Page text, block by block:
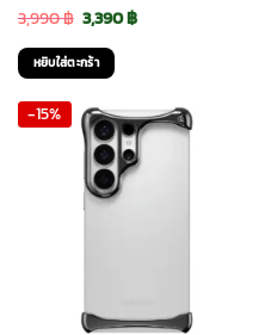
3,990฿ Original
price
was:
3,990 ฿.
3,390฿Current
3,390 ฿.
หยิบใส่ตะกร้า
-15%